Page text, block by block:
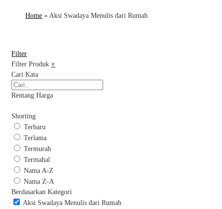
Home » Aksi Swadaya Menulis dari Rumah
Filter
Filter Produk ×
Cari Kata
Rentang Harga
Shorting
Terbaru
Terlama
Termurah
Termahal
Nama A-Z
Nama Z-A
Berdasarkan Kategori
Aksi Swadaya Menulis dari Rumah